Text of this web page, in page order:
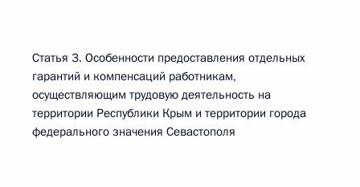
Статья 3. Особенности предоставления отдельных
гарантий и компенсаций работникам,
осуществляющим трудовую деятельность на
территории Республики Крым и территории города
федерального значения Севастополя